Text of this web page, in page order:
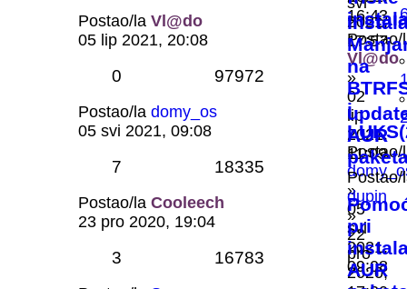
16:43
2021,
17:57
Postao/
Vl@do
»
02
lip
2021,
11:09
Postao/la Vl@do
05 lip 2021, 20:08
na
i
Postao/
»
05
svi
2021,
09:08
0 97972
Postao/la domy_os
05 svi 2021, 09:08
AUR
Postao/
dupin
»
22
pro
2020,
7 18335
Postao/la Cooleech
23 pro 2020, 19:04
pri
AUR
3 16783